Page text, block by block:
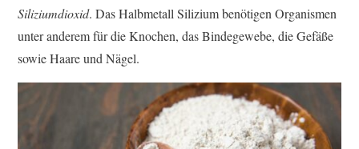
Siliziumdioxid. Das Halbmetall Silizium benötigen Organismen
unter anderem für die Knochen, das Bindegewebe, die Gefäße
sowie Haare und Nägel.